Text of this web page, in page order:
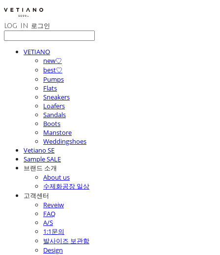
LOG IN 로그인
VETIANO
new♡
best♡
Pumps
Flats
Sneakers
Loafers
Sandals
Boots
Manstore
Weddingshoes
Vetiano SE
Sample SALE
브랜드 소개
About us
수제화공장 일상
고객센터
Reveiw
FAQ
A/S
1:1문의
발사이즈 보관함
Design